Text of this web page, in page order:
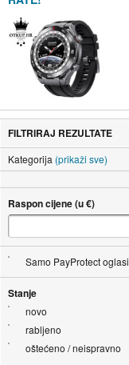
FILTRIRAJ REZULTATE
Kategorija (prikaži sve)
Raspon cijene (u €)
Samo PayProtect oglasi
Stanje
novo
rabljeno
oštećeno / neispravno